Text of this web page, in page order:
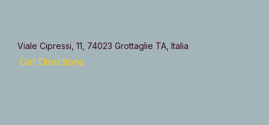
Viale Cipressi, 11, 74023 Grottaglie TA, Italia
Get Directions